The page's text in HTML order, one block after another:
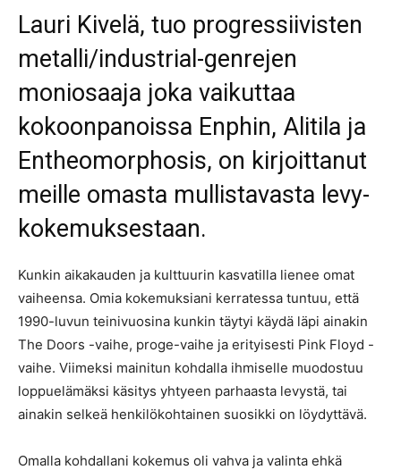
Lauri Kivelä, tuo progressiivisten
metalli/industrial-genrejen
moniosaaja joka vaikuttaa
kokoonpanoissa Enphin, Alitila ja
Entheomorphosis, on kirjoittanut
meille omasta mullistavasta levy-
kokemuksestaan.
Kunkin aikakauden ja kulttuurin kasvatilla lienee omat
vaiheensa. Omia kokemuksiani kerratessa tuntuu, että
1990-luvun teinivuosina kunkin täytyi käydä läpi ainakin
The Doors -vaihe, proge-vaihe ja erityisesti Pink Floyd -
vaihe. Viimeksi mainitun kohdalla ihmiselle muodostuu
loppuelämäksi käsitys yhtyeen parhaasta levystä, tai
ainakin selkeä henkilökohtainen suosikki on löydyttävä.
Omalla kohdallani kokemus oli vahva ja valinta ehkä